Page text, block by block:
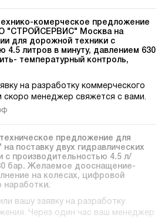
комерческое предложение
"СТРОЙСЕРВИС" Москва на
для дорожной техники c
4.5 литров в минуту, давлением 630
температурный контроль,
на разработку коммерческого
скоро менеджер свяжется с вами.
предложение для
поставку двух гидравлических
c производительностью 4.5 л/
бар. Желаемое дооснащение-
на колесах, цифровой
наработки.
вашу заявку на разработку
Через один час ваш менеджер